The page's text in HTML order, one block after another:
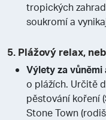
tropických
soukromí a
5. Plážový relax,
Výlety za
o plážích. Určitě
pěstování koření
Stone Town